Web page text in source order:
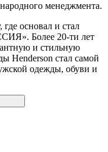
менеджмента.
основал и стал
Более 20-ти лет
и стильную
Henderson стал самой
одежды, обуви и